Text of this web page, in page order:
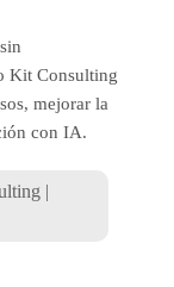
Kit Consulting
mejorar la
con IA.
|